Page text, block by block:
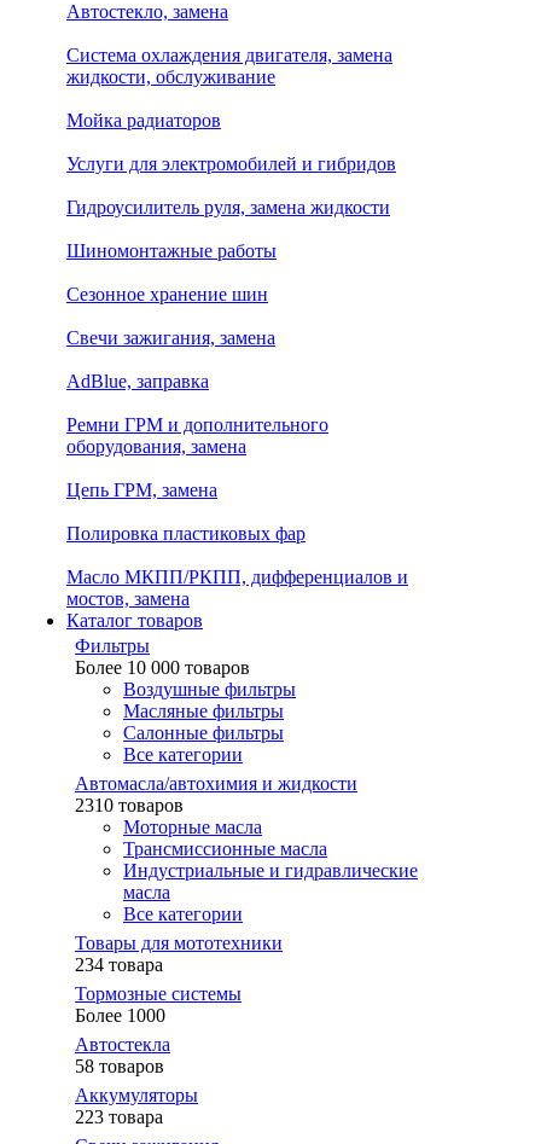
Автостекло, замена
Система охлаждения двигателя, замена
жидкости, обслуживание
Мойка радиаторов
Услуги для электромобилей и гибридов
Гидроусилитель руля, замена жидкости
Шиномонтажные работы
Сезонное хранение шин
Свечи зажигания, замена
AdBlue, заправка
Ремни ГРМ и дополнительного
оборудования, замена
Цепь ГРМ, замена
Полировка пластиковых фар
Масло МКПП/РКПП, дифференциалов и
мостов, замена
Каталог товаров
Фильтры
Более 10 000 товаров
Воздушные фильтры
Масляные фильтры
Салонные фильтры
Все категории
Автомасла/автохимия и жидкости
2310 товаров
Моторные масла
Трансмиссионные масла
Индустриальные и гидравлические
масла
Все категории
Товары для мототехники
234 товара
Тормозные системы
Более 1000
Автостекла
58 товаров
Аккумуляторы
223 товара